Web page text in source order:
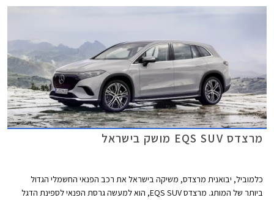
נופלים ממותגי יוקרה אירופאים בתחום הבטיחות.
מרצדס EQS SUV מושק בישראל
כלמוביל, יבואנית מרצדס, משיקה בישראל את רכב הפנאי החשמלי הגדול
ביותר של המותג. מרצדס EQS SUV, הוא למעשה גרסת הפנאי לספינת הדגל